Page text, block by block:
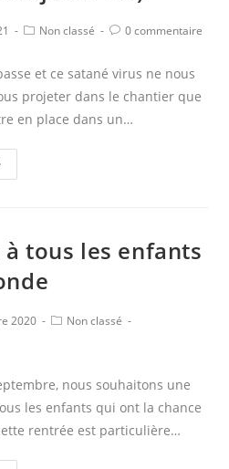
Non classé 0 commentaire
et ce satané virus ne nous
projeter dans le chantier que
en place dans un…
tous les enfants
2020
Non classé
nous souhaitons une
les enfants qui ont la chance
rentrée est particulière…